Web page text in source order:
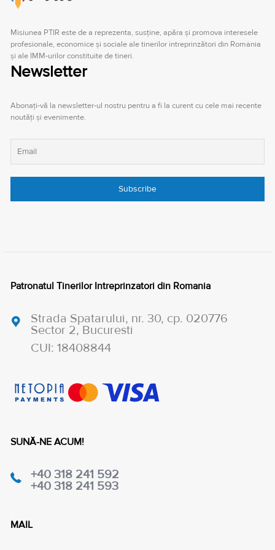
Misiunea PTIR este de a reprezenta, susţine, apăra şi promova interesele
profesionale, economice şi sociale ale tinerilor întreprinzători din România
şi ale IMM-urilor constituite de tineri.
Newsletter
Abonați-vă la newsletter-ul nostru pentru a fi la curent cu cele mai recente
noutăți și evenimente.
Patronatul Tinerilor Intreprinzatori din Romania
Strada Spatarului, nr. 30, cp. 020776
Sector 2, Bucuresti
CUI: 18408844
SUNĂ-NE ACUM!
+40 318 241 592
+40 318 241 593
MAIL